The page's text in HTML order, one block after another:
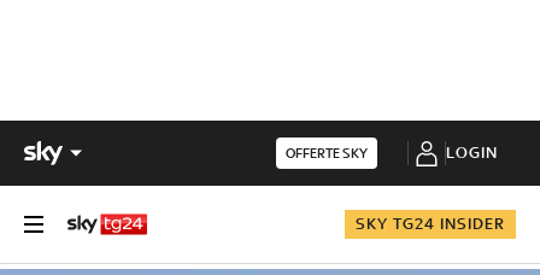
OFFERTE SKY LOGIN
SKY TG24 INSIDER